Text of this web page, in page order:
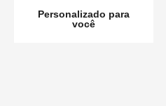
Personalizado para
você